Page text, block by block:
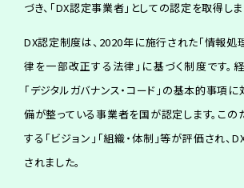
づき、「DX認定事業者」としての認定を取得しま
DX認定制度は、2020年に施行された「情報
律を一部改正する法律」に基づく制度です。
「デジタルガバナンス・コード」の基本的事項
備が整っている事業者を国が認定します。この
する「ビジョン」「組織・体制」等が評価され
されました。